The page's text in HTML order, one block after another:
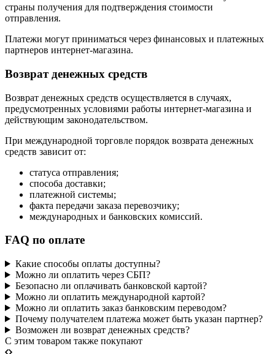
страны получения для подтверждения стоимости
отправления.
Платежи могут приниматься через финансовых и платежных
партнеров интернет-магазина.
Возврат денежных средств
Возврат денежных средств осуществляется в случаях,
предусмотренных условиями работы интернет-магазина и
действующим законодательством.
При международной торговле порядок возврата денежных
средств зависит от:
статуса отправления;
способа доставки;
платежной системы;
факта передачи заказа перевозчику;
международных и банковских комиссий.
FAQ по оплате
Какие способы оплаты доступны?
Можно ли оплатить через СБП?
Безопасно ли оплачивать банковской картой?
Можно ли оплатить международной картой?
Можно ли оплатить заказ банковским переводом?
Почему получателем платежа может быть указан партнер?
Возможен ли возврат денежных средств?
C этим товаром также покупают